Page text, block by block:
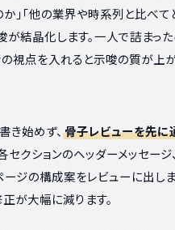
」「他の業界や時系列と比べて
が結晶化します。一人で詰まっ
視点を入れると示唆の質が上が
き始めず、 骨子レビューを先に
セクションのヘッダーメッセージ
ジの構成案をレビューに出し
が大幅に減ります。